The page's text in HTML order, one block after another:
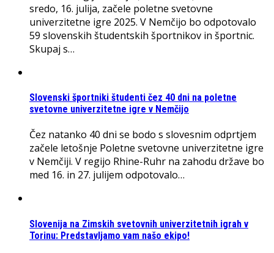
sredo, 16. julija, začele poletne svetovne
univerzitetne igre 2025. V Nemčijo bo odpotovalo
59 slovenskih študentskih športnikov in športnic.
Skupaj s…
Slovenski športniki študenti čez 40 dni na poletne
svetovne univerzitetne igre v Nemčijo
Čez natanko 40 dni se bodo s slovesnim odprtjem
začele letošnje Poletne svetovne univerzitetne igre
v Nemčiji. V regijo Rhine-Ruhr na zahodu države bo
med 16. in 27. julijem odpotovalo…
Slovenija na Zimskih svetovnih univerzitetnih igrah v
Torinu: Predstavljamo vam našo ekipo!